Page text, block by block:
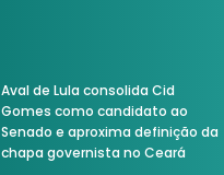
Aval de Lula consolida Cid
Gomes como candidato ao
Senado e aproxima definição da
chapa governista no Ceará